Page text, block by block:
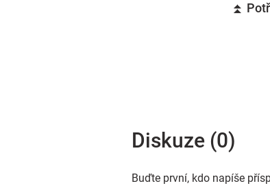
⏫
Diskuze (0)
Buďte první, kdo napíše